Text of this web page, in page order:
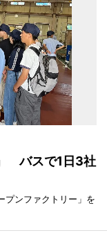
バスで1日3社
プンファクトリー」を